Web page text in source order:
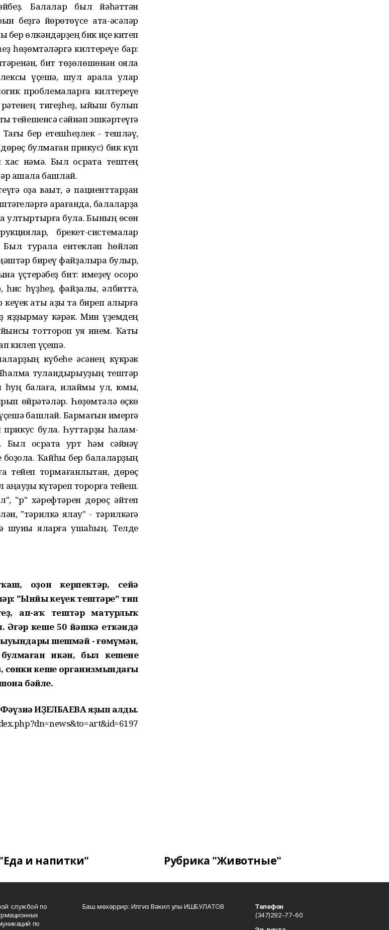
Балалар был йәһәттән
беҙгә йөрөтөүсе ата-әсәләр
бер өлкәндәрҙең бик иҫе китеп
һөҙөмтәләргә килтереүе бар:
бит төҙөлөшөнән ояла
үҫешә, шул арҡала улар
проблемаларға килтереүе
тигеҙһеҙ, ҡыйыш булып
тейешенсә сәйнәп эшкәртеүгә
Тағы бер етешһеҙлек - тешләү,
булмаған прикус) бик күп
хас нәмә. Был осраҡта тештең
ашала башлай.
оҙаҡ ваҡыт, ә пациенттарҙан
ҡарағанда, балаларҙа
ултыртырға була. Бының өсөн
брекет-системалар
турала ентекләп һөйләп
биреү файҙалыраҡ булыр,
үҫтерәбеҙ бит: имеҙеү осоро
һис һүҙһеҙ, файҙалы, әлбиттә,
ҡаты аҙыҡ та биреп алырға
яҙҙырмау кәрәк. Мин үҙемдең
тоттороп ҡуя инем. Ҡаты
килеп үҫешә.
күбеһе әсәнең күкрәк
туҡландырыуҙың тештәр
һуң балаға, илаймы ул, юҡмы,
өйрәтәләр. Һөҙөмтәлә өҫкө
башлай. Бармағын имергә
прикус була. Һуттарҙы һалам-
осраҡта урт һәм сәйнәү
боҙола. Ҡайһы бер балаларҙың
тейеп тормағанлыҡтан, дөрөҫ
күтәреп торорға тейеш.
"р" хәрефтәрен дөрөҫ әйтеп
"тәрилкә ялау" - тәрилкәгә
шуны яларға ҡушаһың. Телде
оҙон керпектәр, сейә
"Ынйы кеүек тештәре" тип
ап-аҡ тештәр матурлыҡ
Әгәр кеше 50 йәшкә еткәндә
шешмәй - ғөмүмән,
икән, был кешенең
сөнки кеше организмындағы
бәйле.
Фәүзиә ИҘЕЛБАЕВА яҙып алды.
и напитки" Рубрика "Животные"
службой по
по
Баш мөхәррир: Илгиз Вәкил улы ИШБУЛАТОВ
Телефон
(347)292-77-60